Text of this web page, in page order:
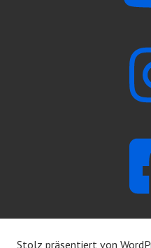
Stolz präsentiert von